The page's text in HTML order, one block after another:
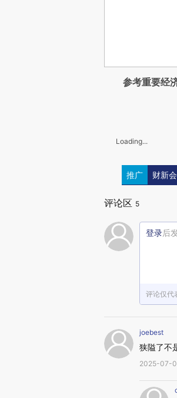
参考重要经
Loading...
推广 财新
评论区 5
登录后
评论仅代
joebest
狭隘了不
2025-07-